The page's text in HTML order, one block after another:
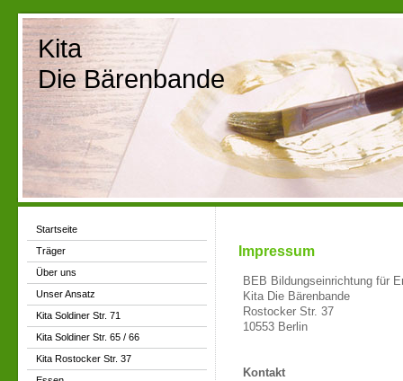
Kita
Die Bärenbande
Startseite
Träger
Über uns
Unser Ansatz
Kita Soldiner Str. 71
Kita Soldiner Str. 65 / 66
Kita Rostocker Str. 37
Impressum
BEB Bildungseinrichtung für
Kita Die Bärenbande
Rostocker Str. 37
10553 Berlin
Kontakt